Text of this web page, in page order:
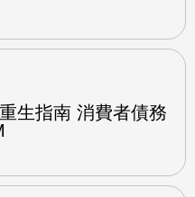
生指南 消費者債務